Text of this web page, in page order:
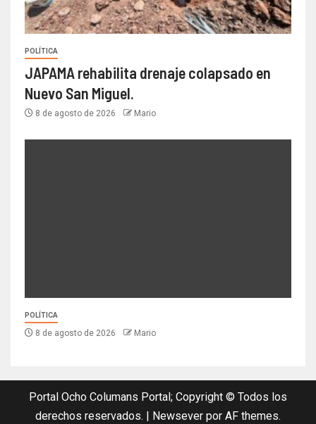
POLÍTICA
JAPAMA rehabilita drenaje colapsado en
Nuevo San Miguel.
8 de agosto de 2026 Mario
POLÍTICA
8 de agosto de 2026 Mario
Portal Ocho Columans Portal; Copyright © Todos los
derechos reservados. | Newsever por AF themes.